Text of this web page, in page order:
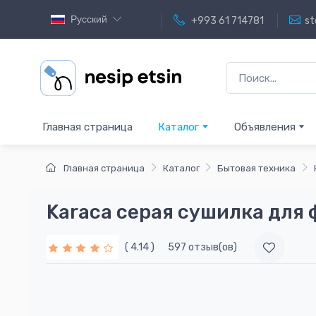
Русский +993 61 714781
Главная страница Каталог Объявления
Главная страница Каталог Бытовая техника
Karaca серая сушилка для
( 4.14 ) 597 отзыв(ов)